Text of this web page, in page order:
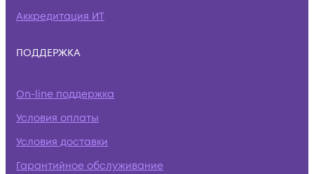
Аккредитация ИТ
ПОДДЕРЖКА
On-line поддержка
Условия оплаты
Условия доставки
Гарантийное обслуживание